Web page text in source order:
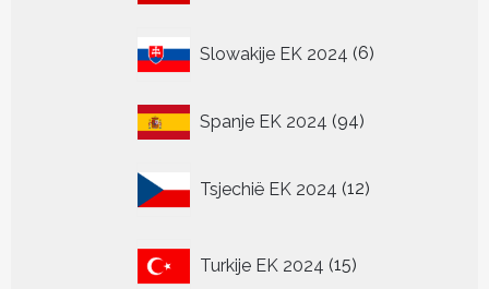
Slowakije EK 2024 6
producten
Spanje EK 2024 9494
Tsjechië EK 2024 12
producten
Turkije EK 2024 15
producten